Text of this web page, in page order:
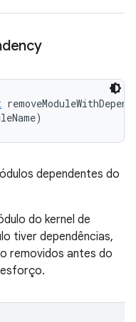
dependentes do
do kernel de
tiver dependências,
removidos antes do